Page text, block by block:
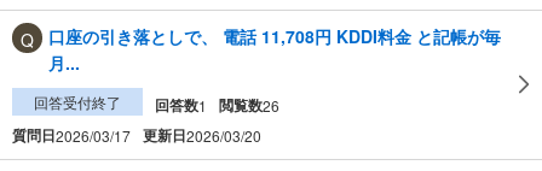
口座の引き落としで、 電話 11,708円 KDDI料金 と記帳が毎
月...
回答受付終了 回答数1 閲覧数26
質問日2026/03/17 更新日2026/03/20